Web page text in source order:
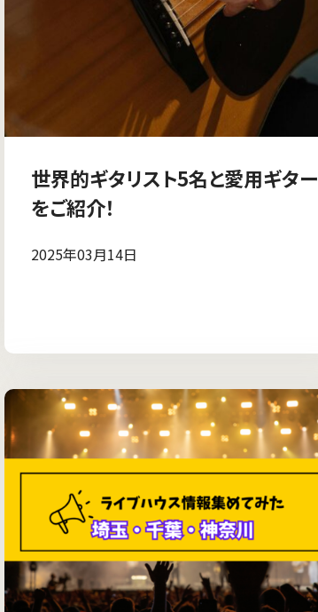
世界的ギタリスト5名と愛用ギター
をご紹介！
2025年03月14日